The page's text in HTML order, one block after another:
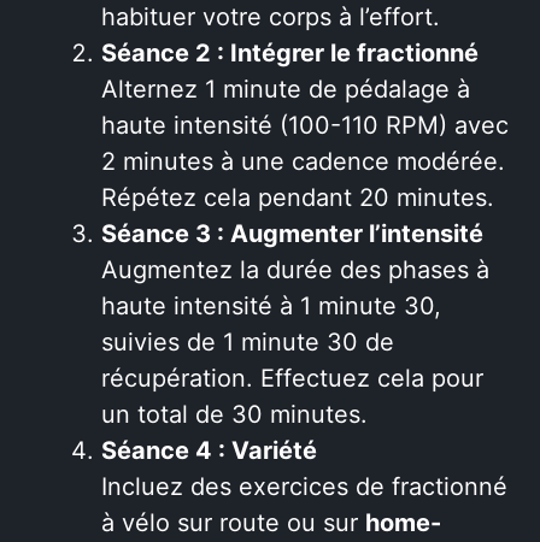
habituer votre corps à l’effort.
Séance 2 : Intégrer le fractionné
Alternez 1 minute de pédalage à
haute intensité (100-110 RPM) avec
2 minutes à une cadence modérée.
Répétez cela pendant 20 minutes.
Séance 3 : Augmenter l’intensité
Augmentez la durée des phases à
haute intensité à 1 minute 30,
suivies de 1 minute 30 de
récupération. Effectuez cela pour
un total de 30 minutes.
Séance 4 : Variété
Incluez des exercices de fractionné
à vélo sur route ou sur home-